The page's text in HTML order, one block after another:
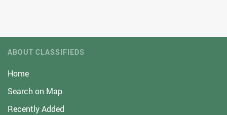
ABOUT CLASSIFIEDS
Home
Search on Map
Recently Added